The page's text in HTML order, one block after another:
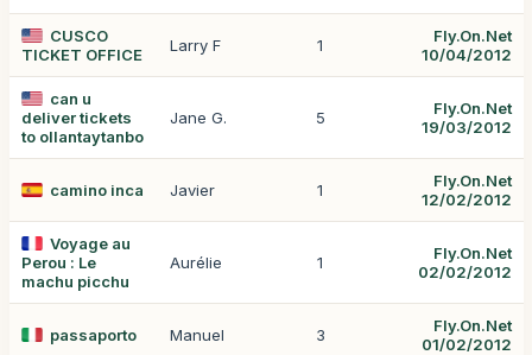
CUSCO
TICKET OFFICE
Larry F 1
Fly.On.Net
10/04/2012
can u
deliver tickets
to ollantaytanbo
Jane G. 5
Fly.On.Net
19/03/2012
camino inca Javier 1
Fly.On.Net
12/02/2012
Voyage au
Perou : Le
machu picchu
Aurélie 1
Fly.On.Net
02/02/2012
passaporto Manuel 3
Fly.On.Net
01/02/2012